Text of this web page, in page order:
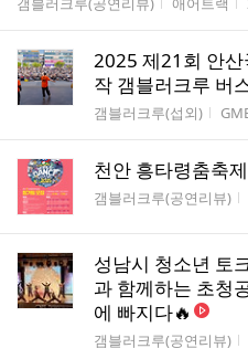
2025 제21회 안
작 갬블러크루 버
게시판명
갬블러크루(섭외) 작
천안 흥타령춤축
게시판명
갬블러크루(공연리뷰)
성남시 청소년 토
과 함께하는 초청
에 빠지다🔥
게시판명
갬블러크루(공연리뷰)